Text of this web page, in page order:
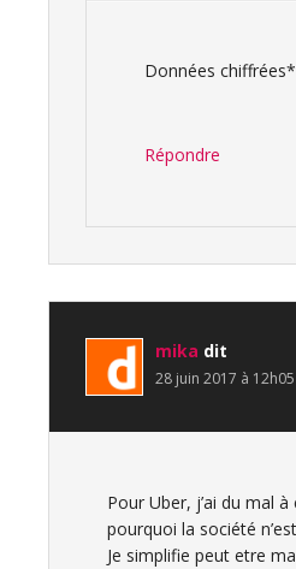
Données
Répondre
mika dit
28 juin 2017 à 12h05
Pour Uber, j’ai du mal
pourquoi la société
Je simplifie peut etre